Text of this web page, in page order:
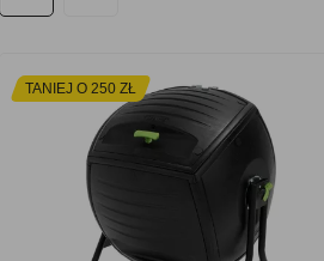
TANIEJ O 250 ZŁ